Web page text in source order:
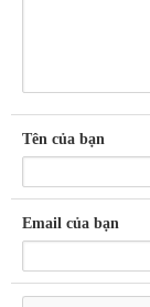
Tên của bạn
Email của bạn